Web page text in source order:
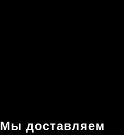
Мы доставляем